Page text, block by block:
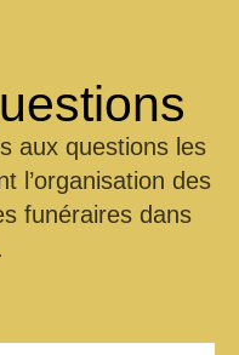
aux questions les
l’organisation des
funéraires dans